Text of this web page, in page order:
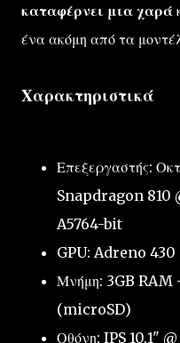
καταφέρνει μια χαρά
ένα ακόμη από τα
Χαρακτηριστικά
Επεξεργαστής:
Snapdragon 810
A5764-bit
GPU: Adreno 430
Μνήμη: 3GB RAM
(microSD)
Οθόνη: IPS 10.1"